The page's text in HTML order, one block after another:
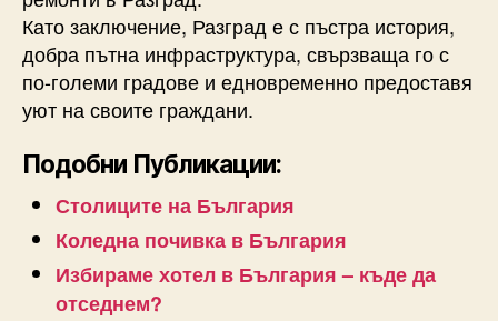
Като заключение, Разград е с пъстра история,
добра пътна инфраструктура, свързваща го с
по-големи градове и едновременно предоставя
уют на своите граждани.
Подобни Публикации:
Столиците на България
Коледна почивка в България
Избираме хотел в България – къде да
отседнем?